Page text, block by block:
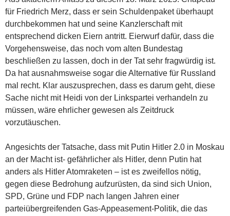
für Friedrich Merz, dass er sein Schuldenpaket überhaupt
durchbekommen hat und seine Kanzlerschaft mit
entsprechend dicken Eiern antritt. Eierwurf dafür, dass die
Vorgehensweise, das noch vom alten Bundestag
beschließen zu lassen, doch in der Tat sehr fragwürdig ist.
Da hat ausnahmsweise sogar die Alternative für Russland
mal recht. Klar auszusprechen, dass es darum geht, diese
Sache nicht mit Heidi von der Linkspartei verhandeln zu
müssen, wäre ehrlicher gewesen als Zeitdruck
vorzutäuschen.
Angesichts der Tatsache, dass mit Putin Hitler 2.0 in Moskau
an der Macht ist- gefährlicher als Hitler, denn Putin hat
anders als Hitler Atomraketen – ist es zweifellos nötig,
gegen diese Bedrohung aufzurüsten, da sind sich Union,
SPD, Grüne und FDP nach langen Jahren einer
parteiübergreifenden Gas-Appeasement-Politik, die das